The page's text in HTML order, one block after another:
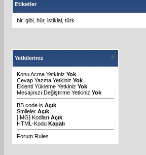
Etiketler
bir, gibi hür, istiklal türk
Yetkileriniz
Konu Acma Yetkiniz Yok
Cevap Yazma Yetkiniz Yok
Eklenti Yükleme Yetkiniz Yok
Mesajınızı Değiştirme Yetkiniz Yok
BB code is Açık
Smileler Açık
[IMG] Kodları Açık
HTML-Kodu Kapalı
Forum Rules